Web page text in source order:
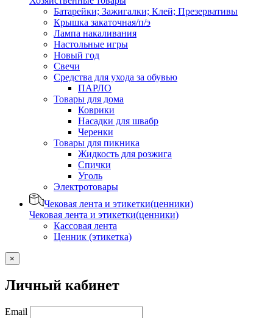
Батарейки; Зажигалки; Клей; Презервативы
Крышка закаточная/п/э
Лампа накаливания
Настольные игры
Новый год
Свечи
Средства для ухода за обувью
ПАРЛО
Товары для дома
Коврики
Насадки для швабр
Черенки
Товары для пикника
Жидкость для розжига
Спички
Уголь
Электротовары
Чековая лента и этикетки(ценники)
Чековая лента и этикетки(ценники)
Кассовая лента
Ценник (этикетка)
×
Личный кабинет
Email